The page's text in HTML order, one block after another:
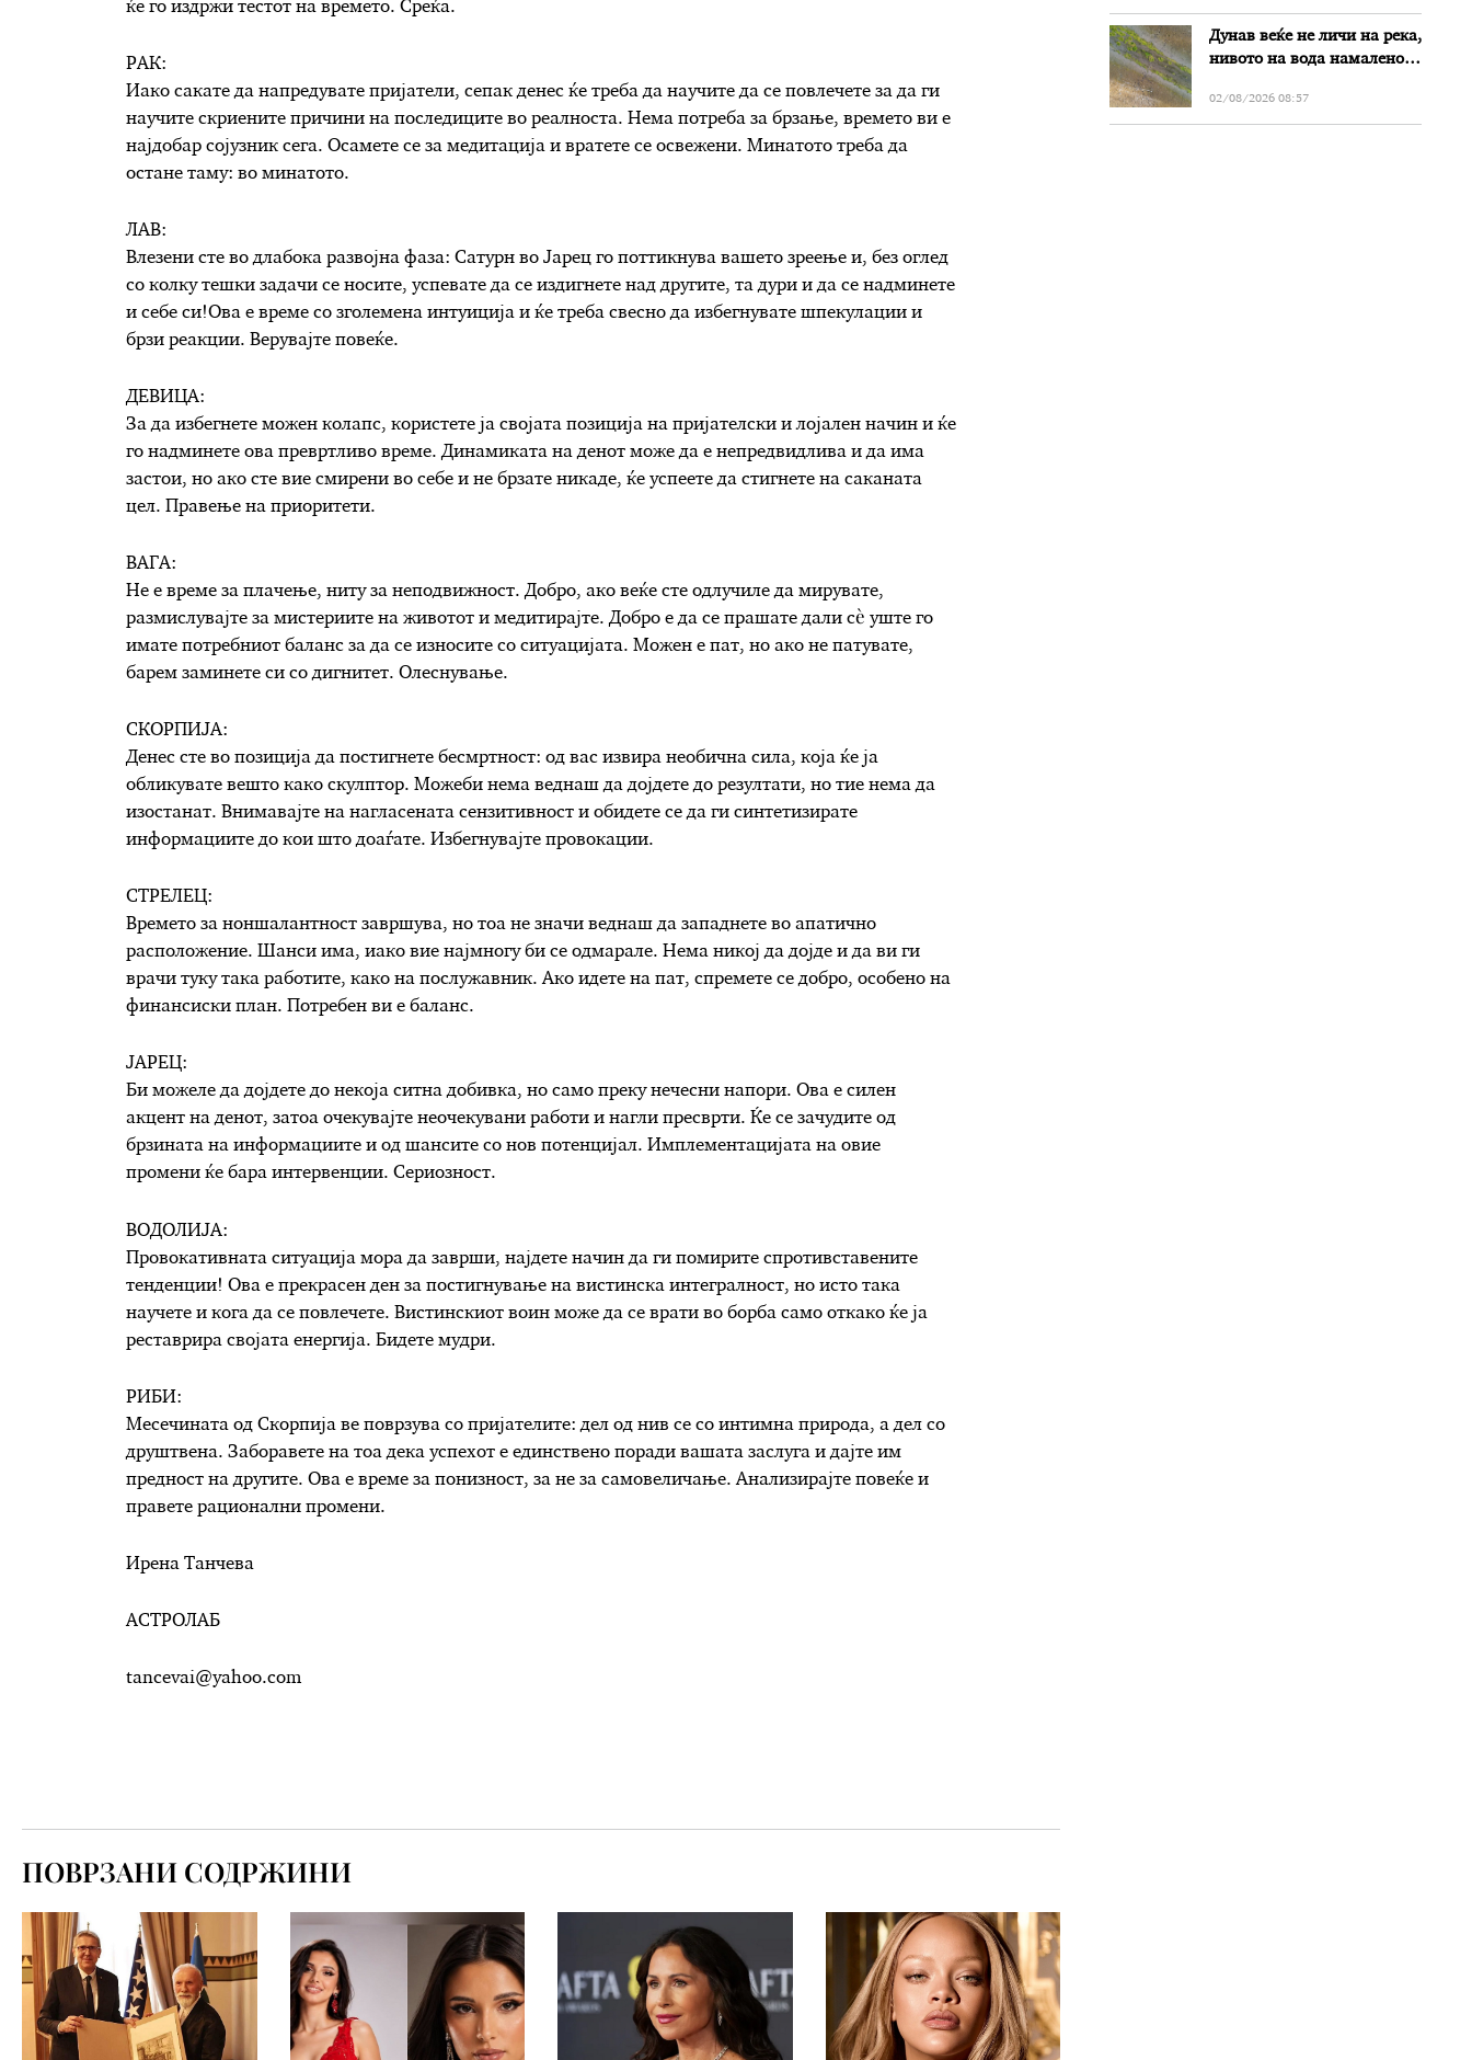
ќе го издржи тестот на времето. Среќа.
РАК:
Иако сакате да напредувате пријатели, сепак денес ќе треба да научите да се повлечете за да ги
научите скриените причини на последиците во реалноста. Нема потреба за брзање, времето ви е
најдобар сојузник сега. Осамете се за медитација и вратете се освежени. Минатото треба да
остане таму: во минатото.
ЛАВ:
Влезени сте во длабока развојна фаза: Сатурн во Јарец го поттикнува вашето зреење и, без оглед
со колку тешки задачи се носите, успевате да се издигнете над другите, та дури и да се надминете
и себе си!Ова е време со зголемена интуиција и ќе треба свесно да избегнувате шпекулации и
брзи реакции. Верувајте повеќе.
ДЕВИЦА:
За да избегнете можен колапс, користете ја својата позиција на пријателски и лојален начин и ќе
го надминете ова превртливо време. Динамиката на денот може да е непредвидлива и да има
застои, но ако сте вие смирени во себе и не брзате никаде, ќе успеете да стигнете на саканата
цел. Правење на приоритети.
ВАГА:
Не е време за плачење, ниту за неподвижност. Добро, ако веќе сте одлучиле да мирувате,
размислувајте за мистериите на животот и медитирајте. Добро е да се прашате дали сè уште го
имате потребниот баланс за да се износите со ситуацијата. Можен е пат, но ако не патувате,
барем заминете си со дигнитет. Олеснување.
СКОРПИЈА:
Денес сте во позиција да постигнете бесмртност: од вас извира необична сила, која ќе ја
обликувате вешто како скулптор. Можеби нема веднаш да дојдете до резултати, но тие нема да
изостанат. Внимавајте на нагласената сензитивност и обидете се да ги синтетизирате
информациите до кои што доаѓате. Избегнувајте провокации.
СТРЕЛЕЦ:
Времето за ноншалантност завршува, но тоа не значи веднаш да западнете во апатично
расположение. Шанси има, иако вие најмногу би се одмарале. Нема никој да дојде и да ви ги
врачи туку така работите, како на послужавник. Ако идете на пат, спремете се добро, особено на
финансиски план. Потребен ви е баланс.
ЈАРЕЦ:
Би можеле да дојдете до некоја ситна добивка, но само преку нечесни напори. Ова е силен
акцент на денот, затоа очекувајте неочекувани работи и нагли пресврти. Ќе се зачудите од
брзината на информациите и од шансите со нов потенцијал. Имплементацијата на овие
промени ќе бара интервенции. Сериозност.
ВОДОЛИЈА:
Провокативната ситуација мора да заврши, најдете начин да ги помирите спротивставените
тенденции! Ова е прекрасен ден за постигнување на вистинска интегралност, но исто така
научете и кога да се повлечете. Вистинскиот воин може да се врати во борба само откако ќе ја
реставрира својата енергија. Бидете мудри.
РИБИ:
Месечината од Скорпија ве поврзува со пријателите: дел од нив се со интимна природа, а дел со
друштвена. Заборавете на тоа дека успехот е единствено поради вашата заслуга и дајте им
предност на другите. Ова е време за понизност, за не за самовеличање. Анализирајте повеќе и
правете рационални промени.
Ирена Танчева
АСТРОЛАБ
tancevai@yahoo.com
ПОВРЗАНИ СОДРЖИНИ
Дунав веќе не личи на река,
нивото на вода намалено
Бугарија
02/08/2026 08:57